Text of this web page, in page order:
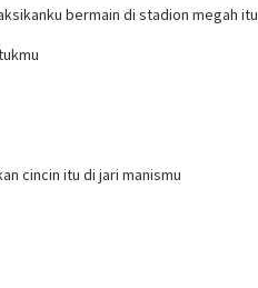
bermain di stadion megah itu
cincin itu di jari manismu